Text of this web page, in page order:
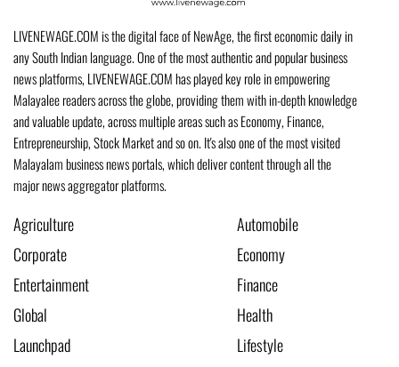
LIVENEWAGE.COM is the digital face of NewAge, the first economic daily in
any South Indian language. One of the most authentic and popular business
news platforms, LIVENEWAGE.COM has played key role in empowering
Malayalee readers across the globe, providing them with in-depth knowledge
and valuable update, across multiple areas such as Economy, Finance,
Entrepreneurship, Stock Market and so on. It's also one of the most visited
Malayalam business news portals, which deliver content through all the
major news aggregator platforms.
Agriculture
Automobile
Corporate
Economy
Entertainment
Finance
Global
Health
Launchpad
Lifestyle